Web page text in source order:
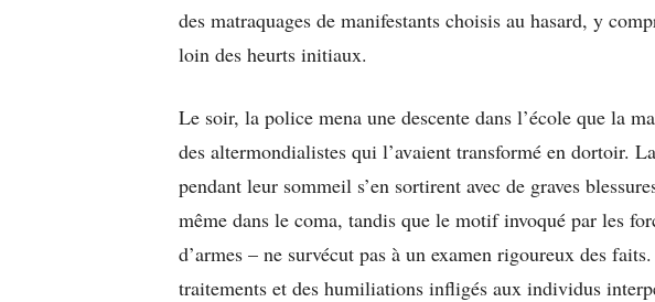
des matraquages de manifestants choisis au hasard, y
loin des heurts initiaux.
Le soir, la police mena une descente dans l’école que la
des altermondialistes qui l’avaient transformé en dortoir.
pendant leur sommeil s’en sortirent avec de graves
même dans le coma, tandis que le motif invoqué par les
d’armes – ne survécut pas à un examen rigoureux des
traitements et des humiliations infligés aux individus